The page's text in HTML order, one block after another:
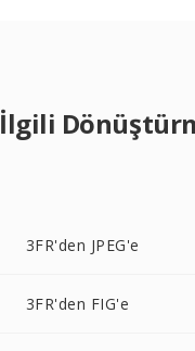
İlgili
3FR'den JPEG'e
3FR'den FIG'e